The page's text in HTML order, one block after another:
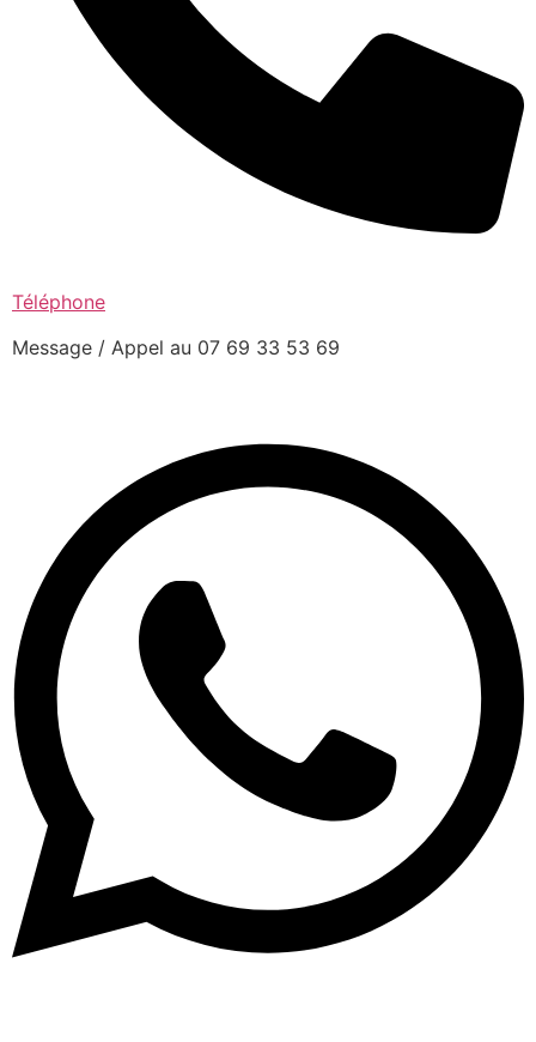
Téléphone
Message / Appel au 07 69 33 53 69